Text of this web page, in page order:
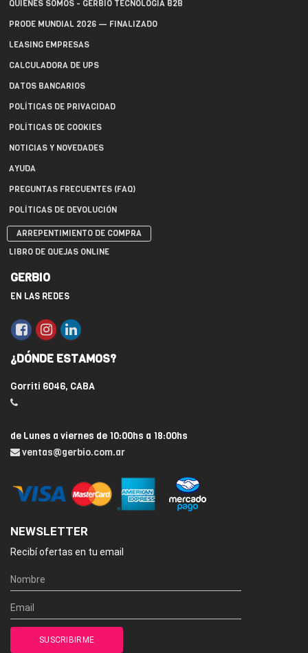
QUIÉNES SOMOS - GERBIO TECNOLOGÍA B2B
PRODE MUNDIAL 2026 — FINALIZADO
LEASING EMPRESAS
CALCULADORA DE UPS
DATOS BANCARIOS
POLÍTICAS DE PRIVACIDAD
POLÍTICAS DE COOKIES
NOTICIAS Y NOVEDADES
AYUDA
PREGUNTAS FRECUENTES (FAQ)
POLÍTICAS DE DEVOLUCIÓN
ARREPENTIMIENTO DE COMPRA
LIBRO DE QUEJAS ONLINE
GERBIO
EN LAS REDES
¿DÓNDE ESTAMOS?
Gorriti 6046, CABA
de Lunes a viernes de 10:00hs a 18:00hs
ventas@gerbio.com.ar
NEWSLETTER
Recibí ofertas en tu email